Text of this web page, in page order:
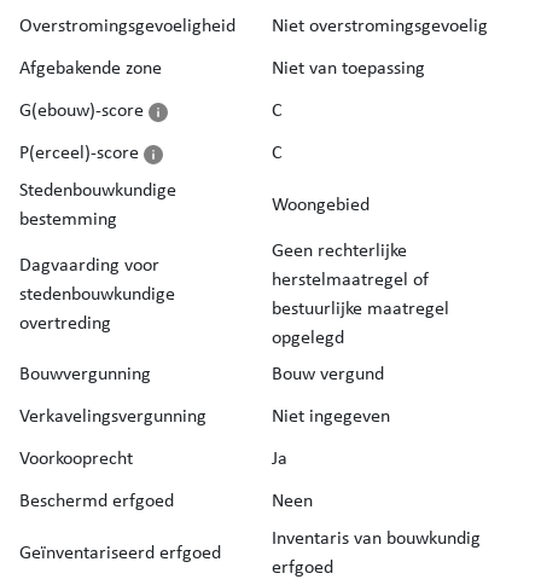
Overstromingsgevoeligheid
Niet overstromingsgevoelig
Afgebakende zone
Niet van toepassing
G(ebouw)-score
C
P(erceel)-score
C
Stedenbouwkundige
bestemming
Woongebied
Dagvaarding voor
stedenbouwkundige
overtreding
Geen rechterlijke
herstelmaatregel of
bestuurlijke maatregel
opgelegd
Bouwvergunning
Bouw vergund
Verkavelingsvergunning
Niet ingegeven
Voorkooprecht
Ja
Beschermd erfgoed
Neen
Geïnventariseerd erfgoed
Inventaris van bouwkundig
erfgoed